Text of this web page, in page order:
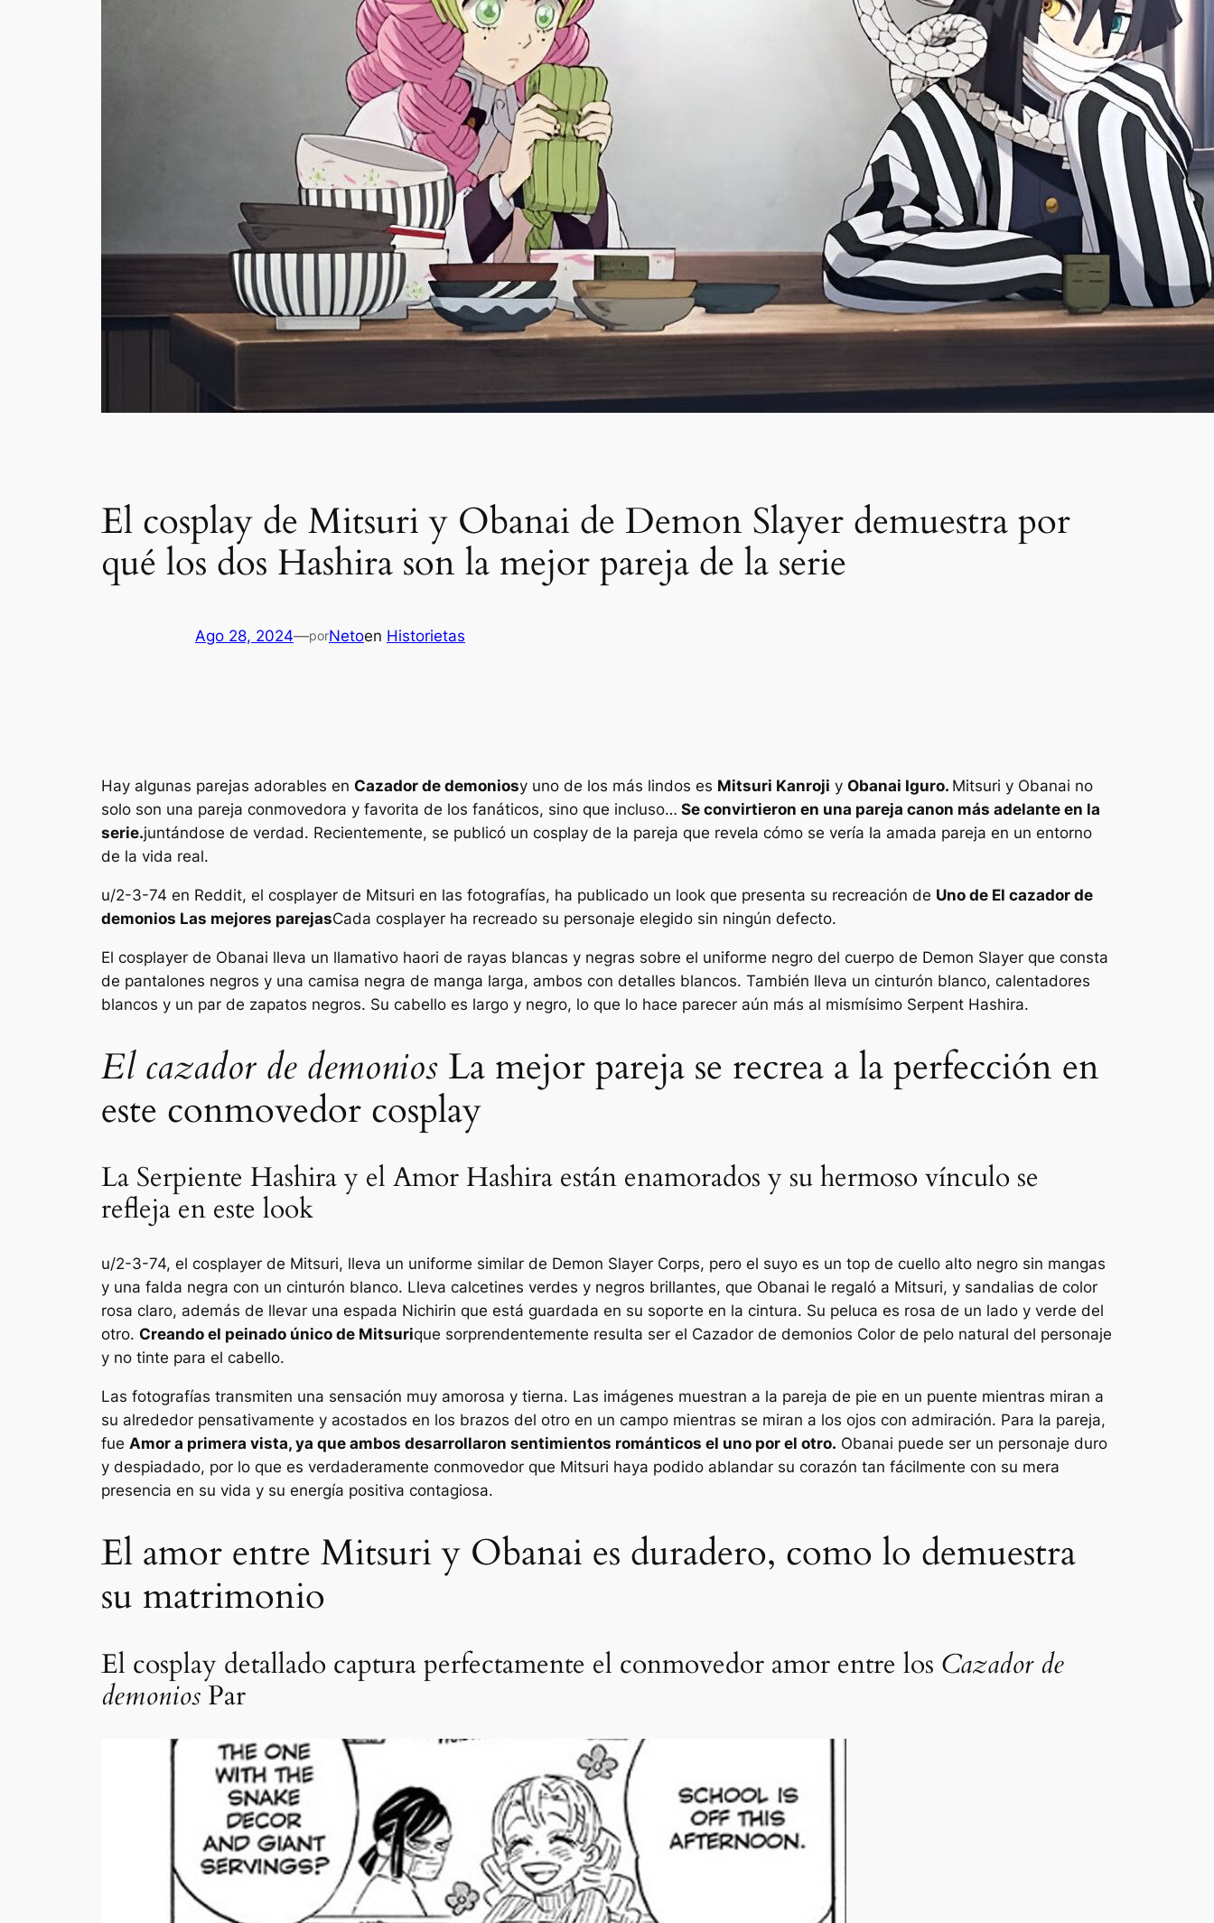
El cosplay de Mitsuri y Obanai de Demon Slayer demuestra por
qué los dos Hashira son la mejor pareja de la serie
Ago 28, 2024—porNetoen Historietas
Hay algunas parejas adorables en Cazador de demoniosy uno de los más lindos es Mitsuri Kanroji y Obanai Iguro. Mitsuri y Obanai no
solo son una pareja conmovedora y favorita de los fanáticos, sino que incluso… Se convirtieron en una pareja canon más adelante en la
serie.juntándose de verdad. Recientemente, se publicó un cosplay de la pareja que revela cómo se vería la amada pareja en un entorno
de la vida real.
u/2-3-74 en Reddit, el cosplayer de Mitsuri en las fotografías, ha publicado un look que presenta su recreación de Uno de El cazador de
demonios Las mejores parejasCada cosplayer ha recreado su personaje elegido sin ningún defecto.
El cosplayer de Obanai lleva un llamativo haori de rayas blancas y negras sobre el uniforme negro del cuerpo de Demon Slayer que consta
de pantalones negros y una camisa negra de manga larga, ambos con detalles blancos. También lleva un cinturón blanco, calentadores
blancos y un par de zapatos negros. Su cabello es largo y negro, lo que lo hace parecer aún más al mismísimo Serpent Hashira.
El cazador de demonios La mejor pareja se recrea a la perfección en
este conmovedor cosplay
La Serpiente Hashira y el Amor Hashira están enamorados y su hermoso vínculo se
refleja en este look
u/2-3-74, el cosplayer de Mitsuri, lleva un uniforme similar de Demon Slayer Corps, pero el suyo es un top de cuello alto negro sin mangas
y una falda negra con un cinturón blanco. Lleva calcetines verdes y negros brillantes, que Obanai le regaló a Mitsuri, y sandalias de color
rosa claro, además de llevar una espada Nichirin que está guardada en su soporte en la cintura. Su peluca es rosa de un lado y verde del
otro. Creando el peinado único de Mitsurique sorprendentemente resulta ser el Cazador de demonios Color de pelo natural del personaje
y no tinte para el cabello.
Las fotografías transmiten una sensación muy amorosa y tierna. Las imágenes muestran a la pareja de pie en un puente mientras miran a
su alrededor pensativamente y acostados en los brazos del otro en un campo mientras se miran a los ojos con admiración. Para la pareja,
fue Amor a primera vista, ya que ambos desarrollaron sentimientos románticos el uno por el otro. Obanai puede ser un personaje duro
y despiadado, por lo que es verdaderamente conmovedor que Mitsuri haya podido ablandar su corazón tan fácilmente con su mera
presencia en su vida y su energía positiva contagiosa.
El amor entre Mitsuri y Obanai es duradero, como lo demuestra
su matrimonio
El cosplay detallado captura perfectamente el conmovedor amor entre los Cazador de
demonios Par